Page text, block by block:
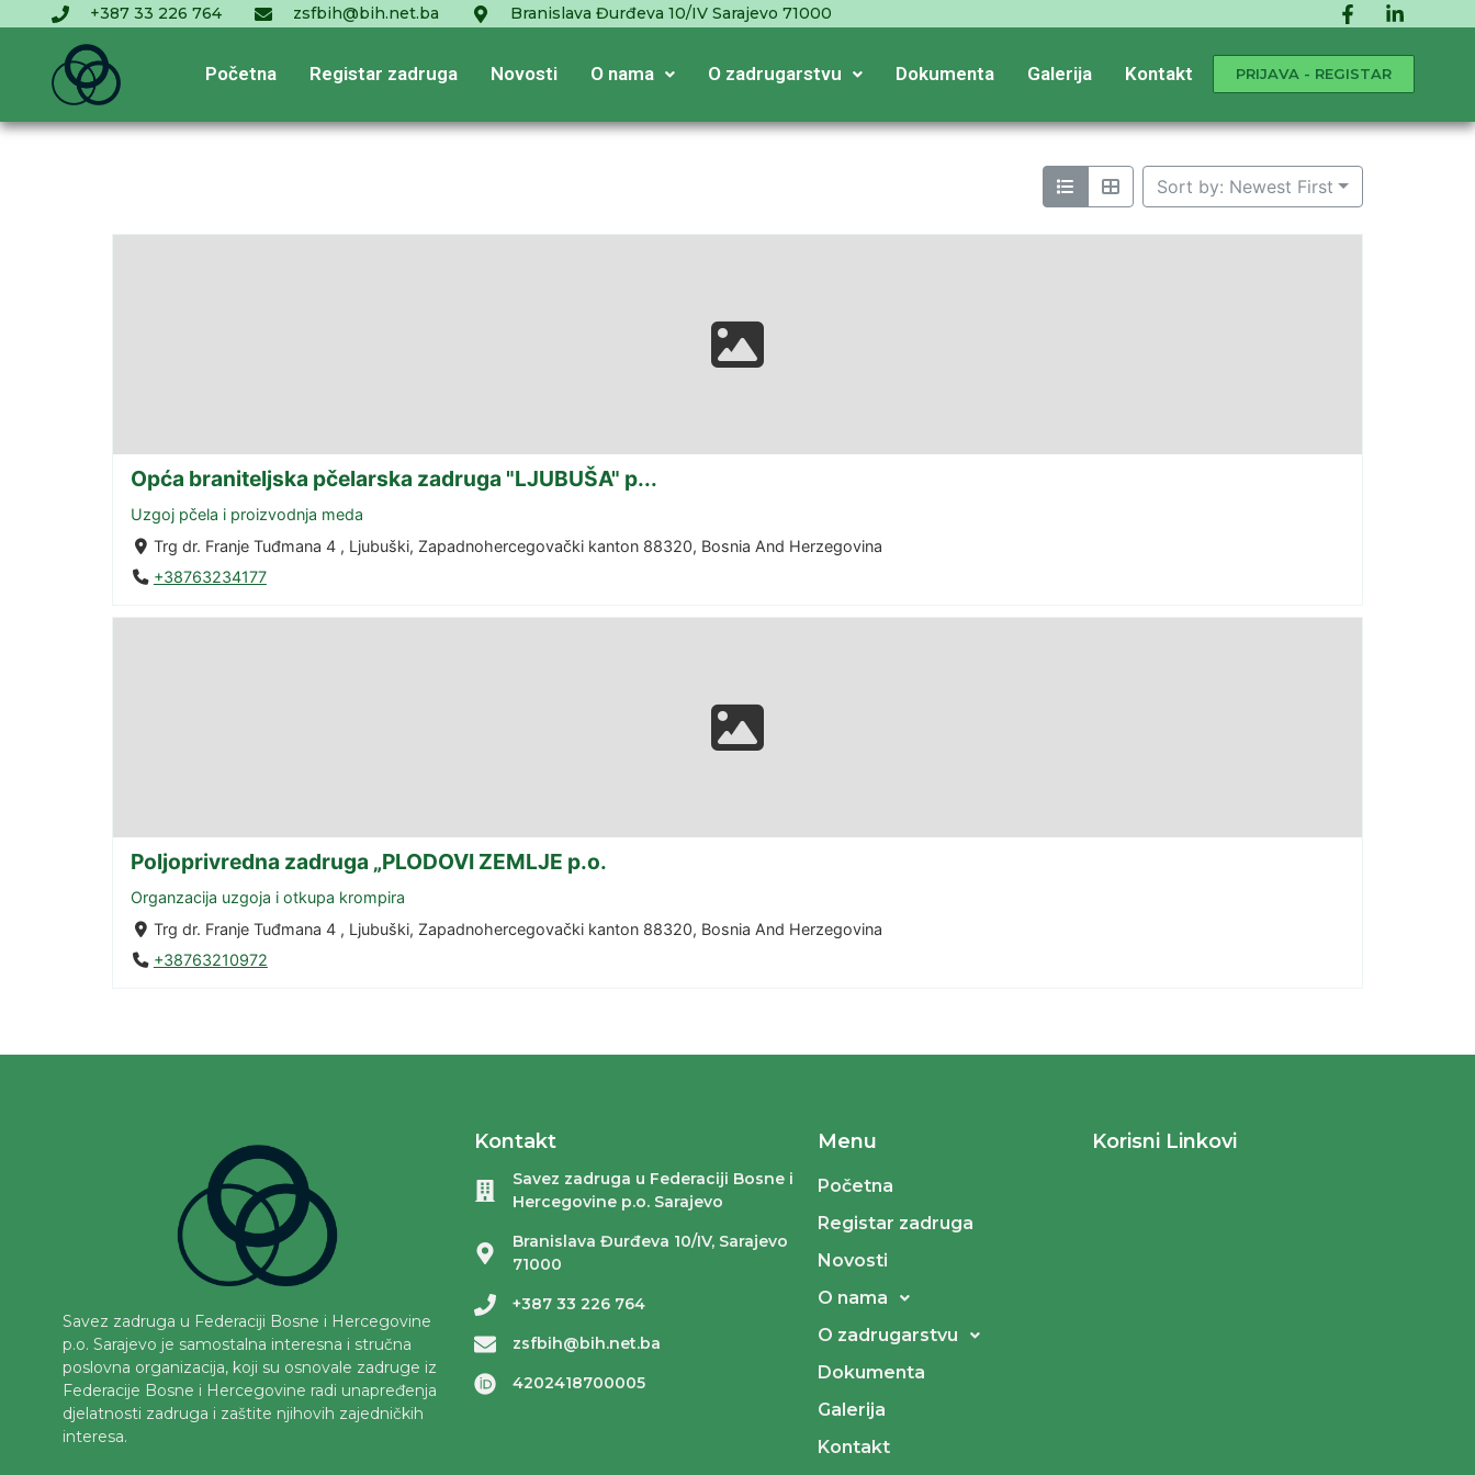
+387 33 226 764 zsfbih@bih.net.ba Branislava Đurđeva 10/IV Sarajevo 71000
Početna Registar zadruga Novosti O nama O zadrugarstvu Dokumenta Galerija Kontakt PRIJAVA - REGISTAR
Sort by: Newest First
Opća braniteljska pčelarska zadruga "LJUBUŠA" p...
Uzgoj pčela i proizvodnja meda
Trg dr. Franje Tuđmana 4 , Ljubuški, Zapadnohercegovački kanton 88320, Bosnia And Herzegovina
+38763234177
Poljoprivredna zadruga „PLODOVI ZEMLJE p.o.
Organzacija uzgoja i otkupa krompira
Trg dr. Franje Tuđmana 4 , Ljubuški, Zapadnohercegovački kanton 88320, Bosnia And Herzegovina
+38763210972
Savez zadruga u Federaciji Bosne i Hercegovine
p.o. Sarajevo je samostalna interesna i stručna
poslovna organizacija, koji su osnovale zadruge iz
Federacije Bosne i Hercegovine radi unapređenja
djelatnosti zadruga i zaštite njihovih zajedničkih
interesa.
Kontakt
Savez zadruga u Federaciji Bosne i
Hercegovine p.o. Sarajevo
Branislava Đurđeva 10/IV, Sarajevo
71000
+387 33 226 764
zsfbih@bih.net.ba
4202418700005
Menu
Početna
Registar zadruga
Novosti
O nama
O zadrugarstvu
Dokumenta
Galerija
Kontakt
Korisni Linkovi